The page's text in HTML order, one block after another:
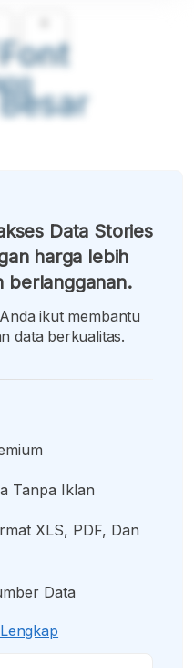
Font
Besar
Data Stories
harga lebih
berlangganan.
ikut membantu
data berkualitas.
Tanpa Iklan
XLS, PDF, Dan
Data